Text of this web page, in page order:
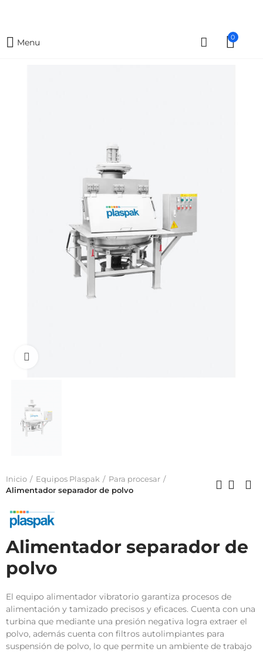
Menu 0
Inicio Equipos Plaspak
Para procesar
Alimentador separador de polvo
Alimentador separador de
polvo
El equipo alimentador vibratorio garantiza procesos de
alimentación y tamizado precisos y eficaces. Cuenta con una
turbina que mediante una presión negativa logra extraer el
polvo, además cuenta con filtros autolimpiantes para
suspensión de polvo, lo que permite un ambiente de trabajo